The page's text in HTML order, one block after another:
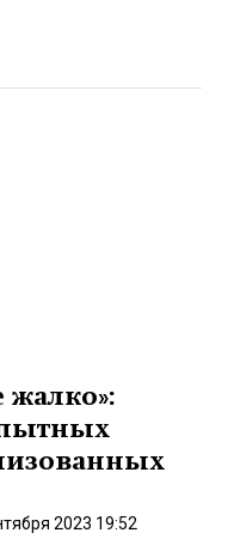
жалко»:
2023 19:52